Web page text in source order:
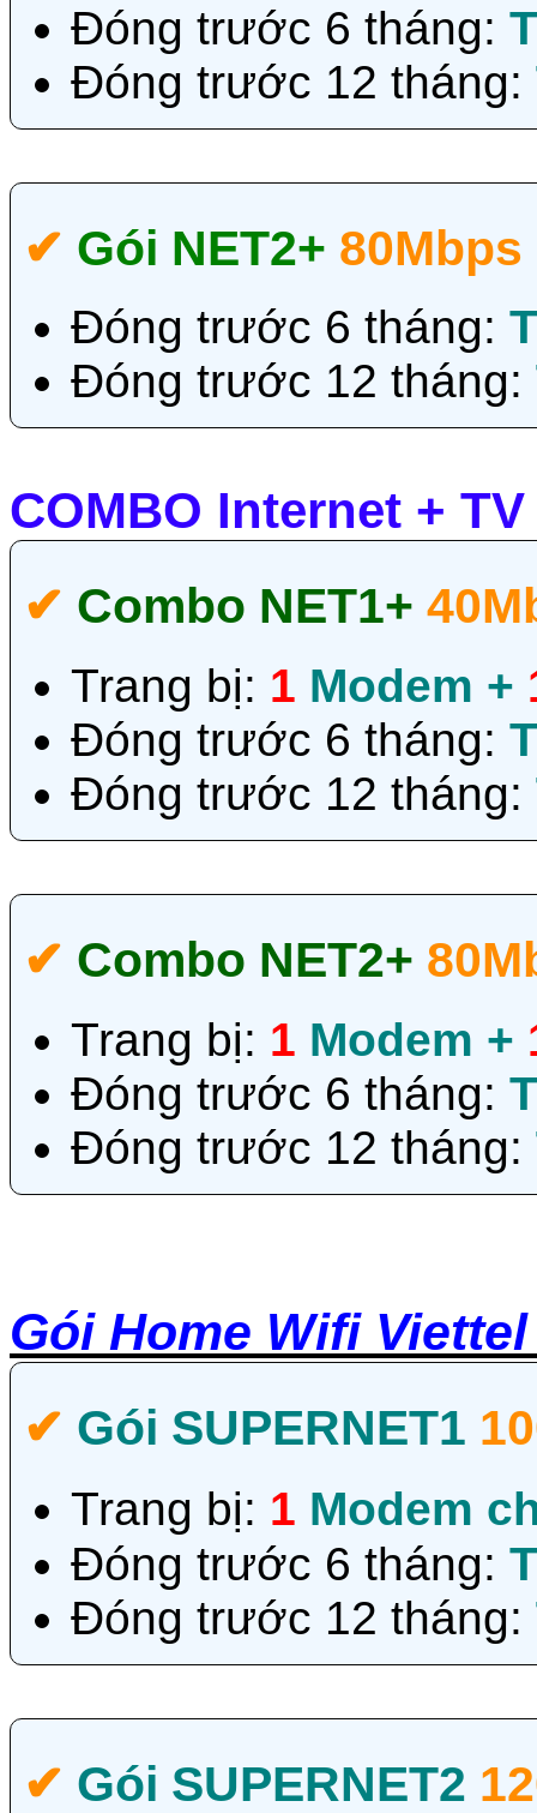
Đóng trước 6 tháng:
Đóng trước 12 tháng:
✔‎ Gói NET2+ 80Mbps
Đóng trước 6 tháng:
Đóng trước 12 tháng:
COMBO Internet +
✔‎ Combo NET1+
Trang bị: 1 Modem +
Đóng trước 6 tháng:
Đóng trước 12 tháng:
✔‎ Combo NET2+
Trang bị: 1 Modem +
Đóng trước 6 tháng:
Đóng trước 12 tháng:
Gói Home Wifi
✔‎ Gói SUPERNET1
Trang bị: 1 Modem
Đóng trước 6 tháng:
Đóng trước 12 tháng:
✔‎ Gói SUPERNET2